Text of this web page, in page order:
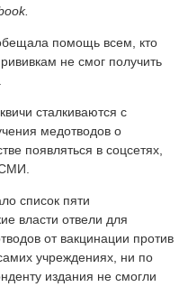
помощь всем, кто
не смог получить
сталкиваются с
медотводов о
появляться в соцсетях,
список пяти
власти отвели для
от вакцинации против
учреждениях, ни по
издания не смогли